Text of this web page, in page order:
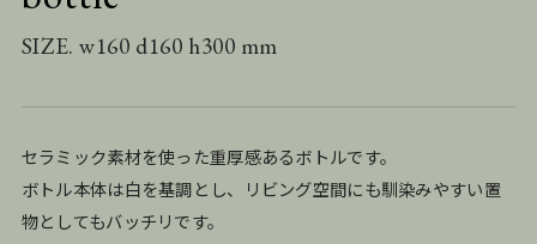
SIZE. w160 d160 h300 mm
セラミック素材を使った重厚感あるボトルです。
ボトル本体は白を基調とし、リビング空間にも馴染みやすい置
物としてもバッチリです。